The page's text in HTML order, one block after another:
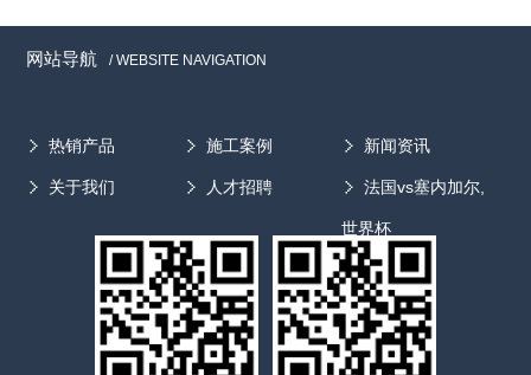
网站导航 / WEBSITE NAVIGATION
热销产品 施工案例 新闻资讯
关于我们 人才招聘 法国vs塞内加尔,
世界杯